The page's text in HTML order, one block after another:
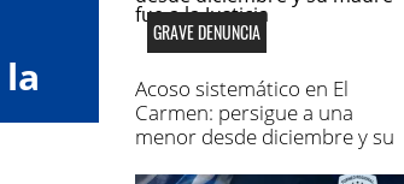
GRAVE DENUNCIA
Acoso sistemático en El
Carmen: persigue a una
menor desde diciembre y su